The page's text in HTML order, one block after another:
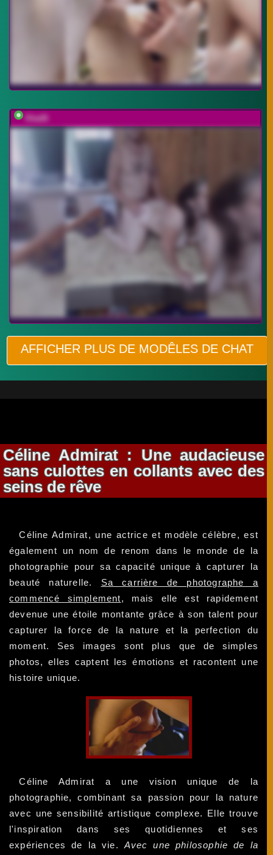
Eka26
AFFICHER PLUS DE MODÊLES DE CHAT
Céline Admirat : Une audacieuse
sans culottes en collants avec des
seins de rêve
Céline Admirat, une actrice et modèle célèbre, est
également un nom de renom dans le monde de la
photographie pour sa capacité unique à capturer la
beauté naturelle. Sa carrière de photographe a
commencé simplement, mais elle est rapidement
devenue une étoile montante grâce à son talent pour
capturer la force de la nature et la perfection du
moment. Ses images sont plus que de simples
photos, elles captent les émotions et racontent une
histoire unique.
Céline Admirat a une vision unique de la
photographie, combinant sa passion pour la nature
avec une sensibilité artistique complexe. Elle trouve
l'inspiration dans ses quotidiennes et ses
expériences de la vie. Avec une philosophie de la